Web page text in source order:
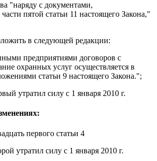
"наряду с документами,
части пятой статьи 11 настоящего Закона,"
в следующей редакции:
предприятиями договоров с
охранных услуг осуществляется в
статьи 9 настоящего Закона.";
утратил силу с 1 января 2010 г.
первого статьи 4
утратил силу с 1 января 2010 г.